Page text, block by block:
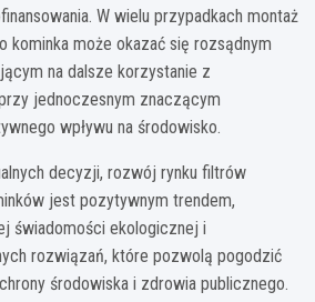
W wielu przypadkach montaż
kominka może okazać się rozsądnym
na dalsze korzystanie z
jednoczesnym znaczącym
wpływu na środowisko.
decyzji, rozwój rynku filtrów
jest pozytywnym trendem,
świadomości ekologicznej i
rozwiązań, które pozwolą pogodzić
środowiska i zdrowia publicznego.